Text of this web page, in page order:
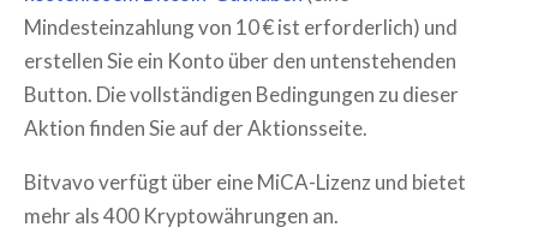
Mindesteinzahlung von 10 € ist erforderlich) und
erstellen Sie ein Konto über den untenstehenden
Button. Die vollständigen Bedingungen zu dieser
Aktion finden Sie auf der Aktionsseite.
Bitvavo verfügt über eine MiCA-Lizenz und bietet
mehr als 400 Kryptowährungen an.